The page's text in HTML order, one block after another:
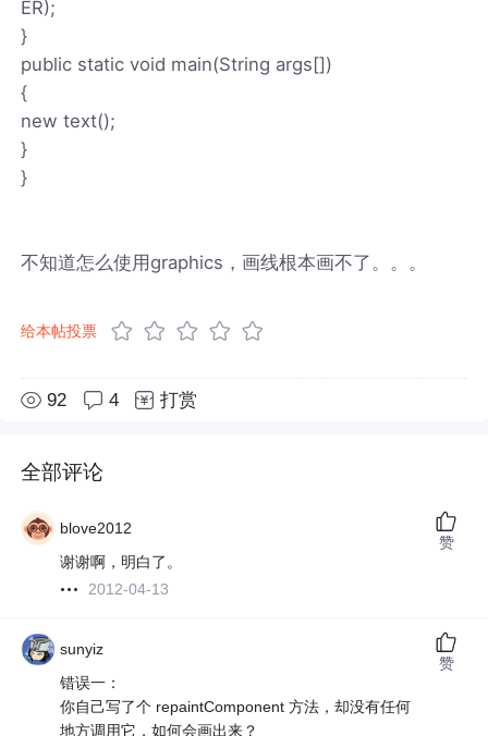
ER);
}
public static void main(String args[])
{
new text();
}
}
不知道怎么使用graphics，画线根本画不了。。。
给本帖投票
92 4 打赏
全部评论
blove2012
谢谢啊，明白了。
2012-04-13
赞
sunyiz
错误一：
你自己写了个 repaintComponent 方法，却没有任何
地方调用它，如何会画出来？
赞